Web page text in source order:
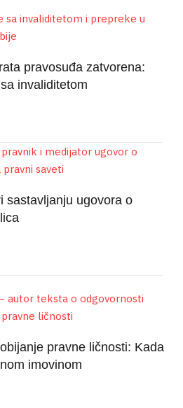
pravosuđa zatvorena:
invaliditetom
sastavljanju ugovora o
pravne ličnosti: Kada
imovinom